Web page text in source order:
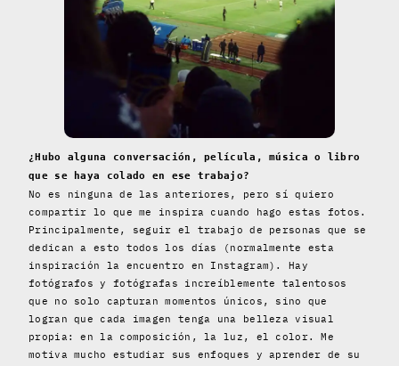
¿Hubo alguna conversación, película, música o libro
que se haya colado en ese trabajo?
No es ninguna de las anteriores, pero sí quiero
compartir lo que me inspira cuando hago estas fotos.
Principalmente, seguir el trabajo de personas que se
dedican a esto todos los días (normalmente esta
inspiración la encuentro en Instagram). Hay
fotógrafos y fotógrafas increíblemente talentosos
que no solo capturan momentos únicos, sino que
logran que cada imagen tenga una belleza visual
propia: en la composición, la luz, el color. Me
motiva mucho estudiar sus enfoques y aprender de su